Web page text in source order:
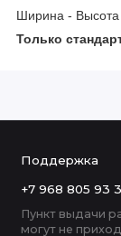
Ширина - Высота
Только
Поддержка
+7 968 805 93
Пункт выдачи
могут не